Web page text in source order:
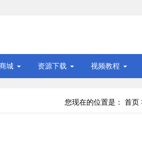
城 资源下载 视频教程
您现在的位置是： 首页